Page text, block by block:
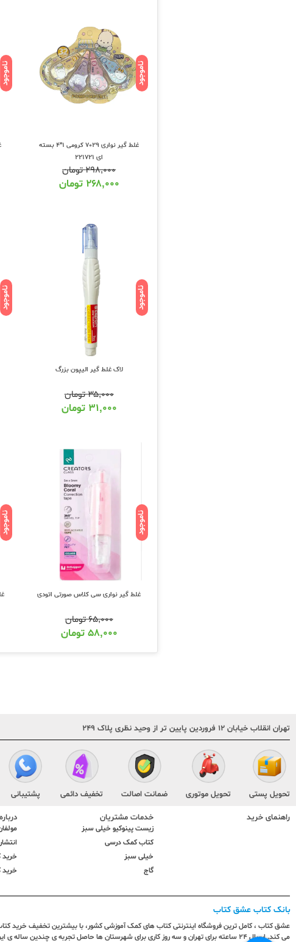
ناموجود
غلط گیر نواری 7029 کرومی 1*4 بسته
ای 221721
۲۹۸,۰۰۰تومان
۲۶۸,۰۰۰ تومان
ناموجود
ناموجود
لاک غلط گیر الیپون بزرگ
۳۵,۰۰۰تومان
۳۱,۰۰۰ تومان
ناموجود
ناموجود
غلط گیر نواری سی کلاس صورتی اتودی
۶۵,۰۰۰تومان
۵۸,۰۰۰ تومان
ناموجود
تهران انقلاب خیابان ۱۲ فروردین پایین تر از وحید نظری پلاک ۲۴۹
تحویل پستی تحویل موتوری ضمانت اصالت تخفیف دائمی پشتیبانی
راهنمای خرید خدمات مشتریان
زیست پینوکیو خیلی سبز
کتاب کمک درسی
خیلی سبز
گاج
خرید
خرید
بانک کتاب عشق کتاب
عشق کتاب ، کامل ترین فروشگاه اینترنتی کتاب های کمک آموزشی کشور، با بیشترین تخفیف خرید
می کند. ارسال ٢٤ ساعته برای تهران و سه روز کاری برای شهرستان ها حاصل تجربه ی چندین